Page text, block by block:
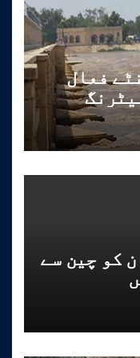
نے 24 گھنٹے فعال
کو چین سے
خطوط